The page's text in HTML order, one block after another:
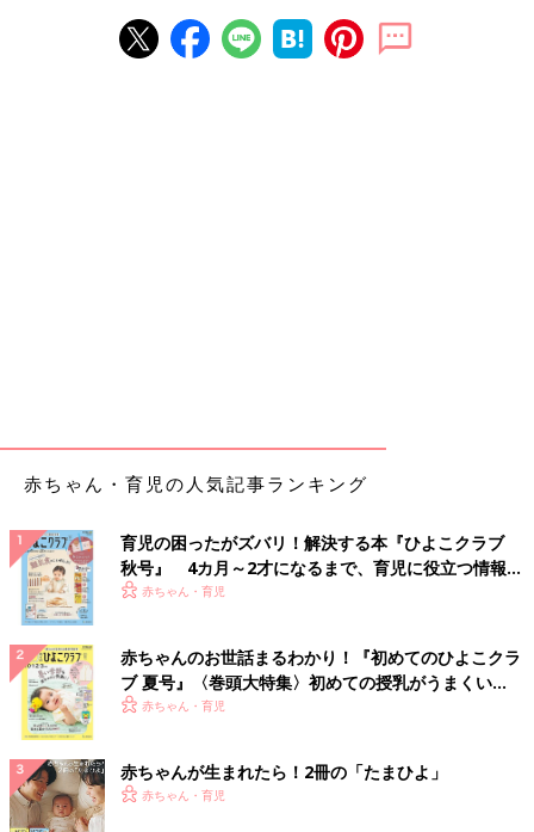
赤ちゃん・育児の人気記事ランキング
育児の困ったがズバリ！解決する本『ひよこクラブ
秋号』 4カ月～2才になるまで、育児に役立つ情報が
いっぱい！
赤ちゃん・育児
赤ちゃんのお世話まるわかり！『初めてのひよこクラ
ブ 夏号』〈巻頭大特集〉初めての授乳がうまくい
く！ おっぱい・ミルクの基本と夏のトラブル 解決テ
赤ちゃん・育児
赤ちゃんが生まれたら！2冊の「たまひよ」
赤ちゃん・育児